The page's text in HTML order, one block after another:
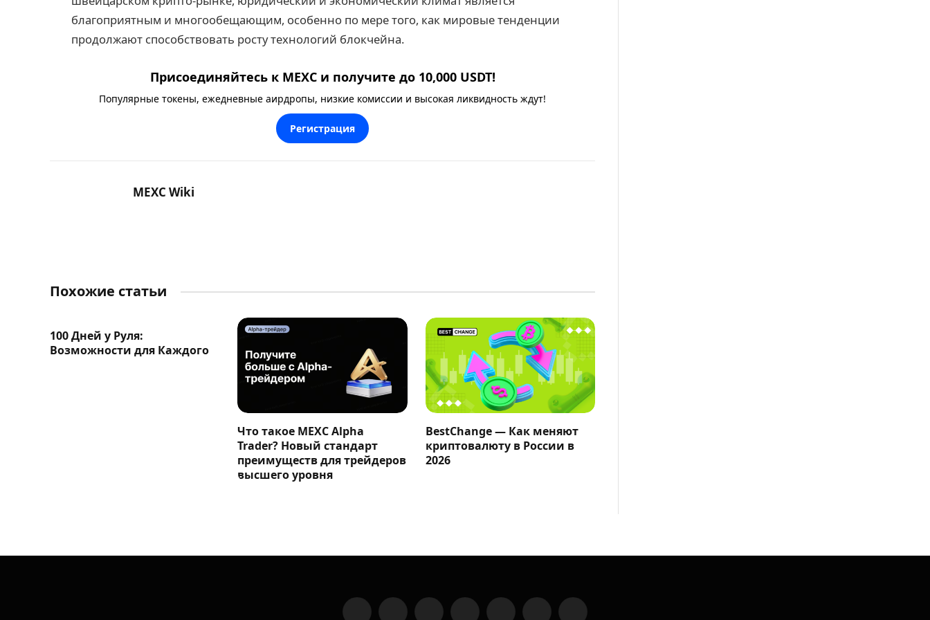
благоприятным и многообещающим, особенно по мере того, как мировые тенденции
продолжают способствовать росту технологий блокчейна.
Присоединяйтесь к MEXC и получите до 10,000 USDT!
Популярные токены, ежедневные аирдропы, низкие комиссии и высокая ликвидность ждут!
Регистрация
MEXC Wiki
Похожие статьи
100 Дней у Руля:
Возможности для Каждого
Что такое MEXC Alpha
Trader? Новый стандарт
преимуществ для трейдеров
высшего уровня
BestChange — Как меняют
криптовалюту в России в
2026
Facebook Instagram YouTube LinkedIn Telegram VKontakte